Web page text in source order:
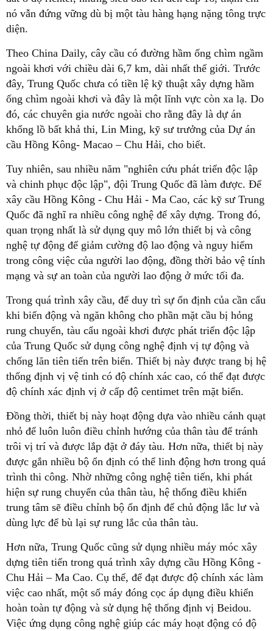
nó vẫn đứng vững dù bị một tàu hàng hạng nặng tông trực
diện.
Theo China Daily, cây cầu có đường hầm ống chìm ngầm
ngoài khơi với chiều dài 6,7 km, dài nhất thế giới. Trước
đây, Trung Quốc chưa có tiền lệ kỹ thuật xây dựng hầm
ống chìm ngoài khơi và đây là một lĩnh vực còn xa lạ. Do
đó, các chuyên gia nước ngoài cho rằng đây là dự án
khổng lồ bất khả thi, Lin Ming, kỹ sư trưởng của Dự án
cầu Hồng Kông- Macao – Chu Hải, cho biết.
Tuy nhiên, sau nhiều năm "nghiên cứu phát triển độc lập
và chinh phục độc lập", đội Trung Quốc đã làm được. Để
xây cầu Hồng Kông - Chu Hải - Ma Cao, các kỹ sư Trung
Quốc đã nghĩ ra nhiều công nghệ để xây dựng. Trong đó,
quan trọng nhất là sử dụng quy mô lớn thiết bị và công
nghệ tự động để giảm cường độ lao động và nguy hiểm
trong công việc của người lao động, đồng thời bảo vệ tính
mạng và sự an toàn của người lao động ở mức tối đa.
Trong quá trình xây cầu, để duy trì sự ổn định của cần cẩu
khi biển động và ngăn không cho phần mặt cầu bị hỏng
rung chuyển, tàu cẩu ngoài khơi được phát triển độc lập
của Trung Quốc sử dụng công nghệ định vị tự động và
chống lăn tiên tiến trên biển. Thiết bị này được trang bị hệ
thống định vị vệ tinh có độ chính xác cao, có thể đạt được
độ chính xác định vị ở cấp độ centimet trên mặt biển.
Đồng thời, thiết bị này hoạt động dựa vào nhiều cánh quạt
nhỏ để luôn luôn điều chỉnh hướng của thân tàu để tránh
trôi vị trí và được lắp đặt ở đáy tàu. Hơn nữa, thiết bị này
được gắn nhiều bộ ổn định có thể linh động hơn trong quá
trình thi công. Nhờ những công nghệ tiên tiến, khi phát
hiện sự rung chuyển của thân tàu, hệ thống điều khiển
trung tâm sẽ điều chỉnh bộ ổn định để chủ động lắc lư và
dùng lực để bù lại sự rung lắc của thân tàu.
Hơn nữa, Trung Quốc cũng sử dụng nhiều máy móc xây
dựng tiên tiến trong quá trình xây dựng cầu Hồng Kông -
Chu Hải – Ma Cao. Cụ thể, để đạt được độ chính xác làm
việc cao nhất, một số máy đóng cọc áp dụng điều khiển
hoàn toàn tự động và sử dụng hệ thống định vị Beidou.
Việc ứng dụng công nghệ giúp các máy hoạt động có độ